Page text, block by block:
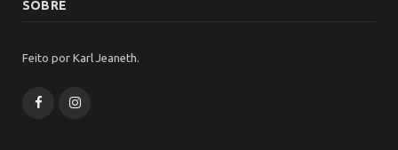
SOBRE
Feito por Karl Jeaneth.
FacebookInstagram